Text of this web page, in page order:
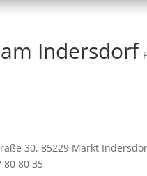
Indersdorf
30, 85229 Markt
80 80 35